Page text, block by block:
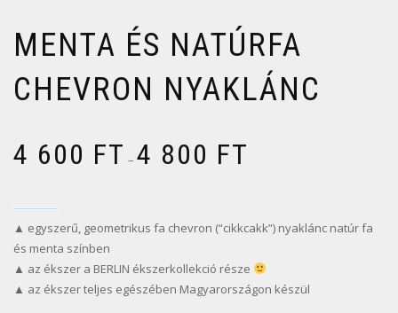
MENTA ÉS NATÚRFA
CHEVRON NYAKLÁNC
4 600 FT – 4 800 FT
▲ egyszerű, geometrikus fa chevron (“cikkcakk”) nyaklánc natúr fa
és menta színben
▲ az ékszer a BERLIN ékszerkollekció része
▲ az ékszer teljes egészében Magyarországon készül